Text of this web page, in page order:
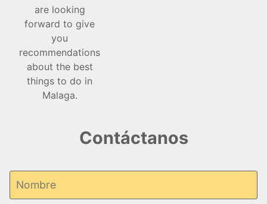
Contáctanos